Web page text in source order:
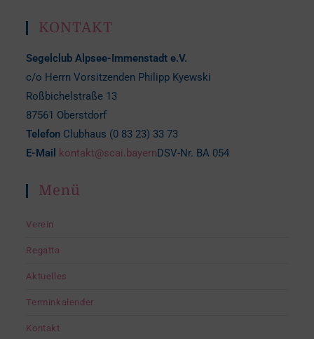
KONTAKT
Segelclub Alpsee-Immenstadt e.V.
c/o Herrn Vorsitzenden Philipp Kyewski
Roßbichelstraße 13
87561 Oberstdorf
Telefon Clubhaus (0 83 23) 33 73
E-Mail
kontakt@scai.bayernDSV-Nr. BA 054
Menü
Verein
Regatta
Aktuelles
Terminkalender
Kontakt